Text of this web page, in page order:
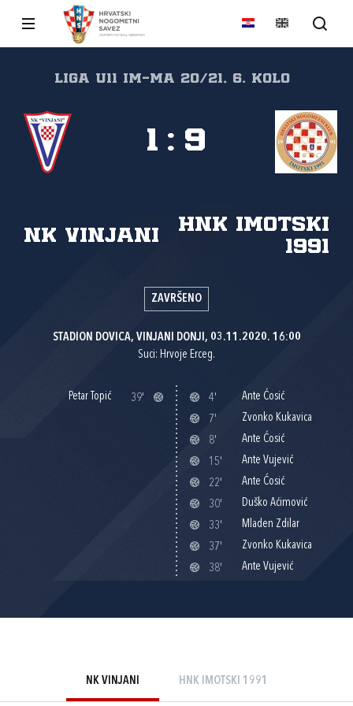
Liga U11 IM-MA 20/21, 6. kolo
NK Vinjani
HNK Imotski
1991
1 : 9
ZAVRŠENO
STADION DOVICA, VINJANI DONJI, 03.11.2020. 16:00
Suci: Hrvoje Erceg.
Petar Topić 39' 4'
Ante Ćosić
7'
Zvonko Kukavica
8'
Ante Ćosić
15'
Ante Vujević
22'
Ante Ćosić
30'
Duško Aćimović
33'
Mladen Zdilar
37'
Zvonko Kukavica
38'
Ante Vujević
NK VINJANI HNK IMOTSKI 1991